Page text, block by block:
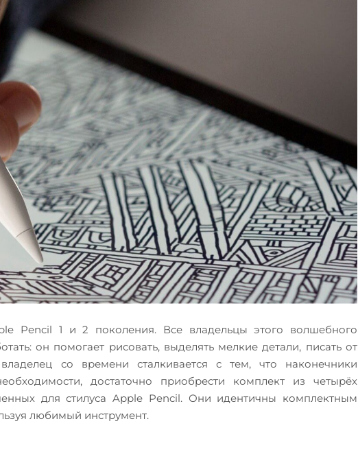
Pencil 1 и 2 поколения. Все владельцы этого волшебного
он помогает рисовать, выделять мелкие детали, писать от
со времени сталкивается с тем, что наконечники
достаточно приобрести комплект из четырёх
для стилуса Apple Pencil. Они идентичны комплектным
любимый инструмент.